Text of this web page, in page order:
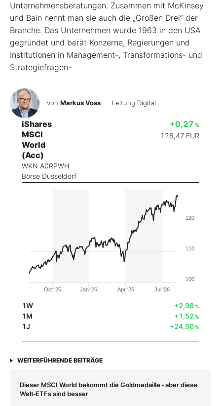
Unternehmensberatungen. Zusammen mit McKinsey
und Bain nennt man sie auch die „Großen Drei“ der
Branche. Das Unternehmen wurde 1963 in den USA
gegründet und berät Konzerne, Regierungen und
Institutionen in Management-, Transformations- und
Strategiefragen-
von Markus Voss · Leitung Digital
iShares
MSCI
World
(Acc)
WKN A0RPWH
Börse Düsseldorf
+0,27 %
128,47 EUR
Okt '25 Jan '26 Apr '26 Jul '26
100
110
120
1W +2,98%
1M +1,52%
1J +24,50%
WEITERFÜHRENDE BEITRÄGE
Dieser MSCI World bekommt die Goldmedaille ‑ aber diese
Welt‑ETFs sind besser